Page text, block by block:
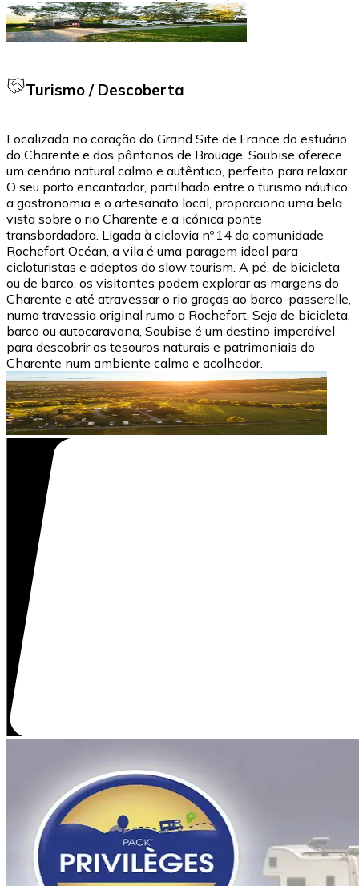
Turismo / Descoberta
Localizada no coração do Grand Site de France do estuário
do Charente e dos pântanos de Brouage, Soubise oferece
um cenário natural calmo e autêntico, perfeito para relaxar.
O seu porto encantador, partilhado entre o turismo náutico,
a gastronomia e o artesanato local, proporciona uma bela
vista sobre o rio Charente e a icónica ponte
transbordadora. Ligada à ciclovia nº 14 da comunidade
Rochefort Océan, a vila é uma paragem ideal para
cicloturistas e adeptos do slow tourism. A pé, de bicicleta
ou de barco, os visitantes podem explorar as margens do
Charente e até atravessar o rio graças ao barco-passerelle,
numa travessia original rumo a Rochefort. Seja de bicicleta,
barco ou autocaravana, Soubise é um destino imperdível
para descobrir os tesouros naturais e patrimoniais do
Charente num ambiente calmo e acolhedor.